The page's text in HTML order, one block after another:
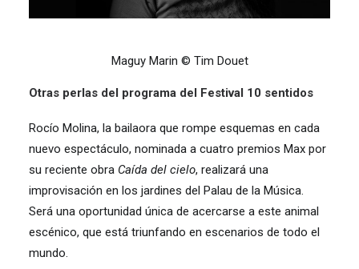
Maguy Marin © Tim Douet
Otras perlas del programa del Festival 10 sentidos
Rocío Molina, la bailaora que rompe esquemas en cada
nuevo espectáculo, nominada a cuatro premios Max por
su reciente obra Caída del cielo, realizará una
improvisación en los jardines del Palau de la Música.
Será una oportunidad única de acercarse a este animal
escénico, que está triunfando en escenarios de todo el
mundo.